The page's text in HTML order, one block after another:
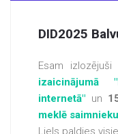
DID2025
Esam izlozējuši
izaicinājumā
internetā" un
meklē
Liels paldies